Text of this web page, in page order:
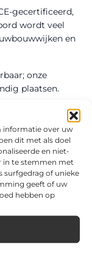
informatie over uw
dit met als doel
en niet-
in te stemmen met
surfgedrag of unieke
geeft of uw
hebben op
gecertificeerd,
wordt veel
en
onze
plaatsen.